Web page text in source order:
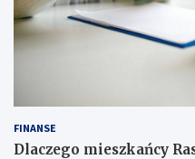
FINANSE
Dlaczego mieszkańcy